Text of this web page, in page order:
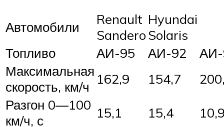
Автомобили
Renault
Sandero
Hyundai
Solaris
Топливо
АИ-95 АИ-92
Максимальная
скорость, км/ч 162,9 154,7
Разгон 0—100
км/ч, с
15,1 15,4